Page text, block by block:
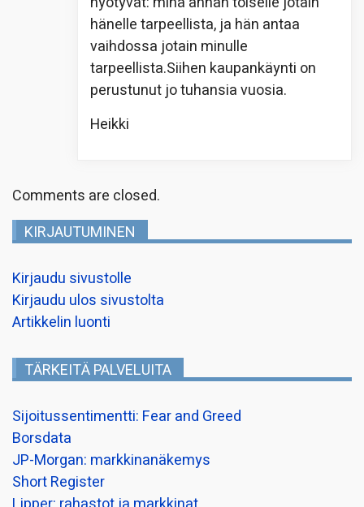
hänelle tarpeellista, ja hän antaa
vaihdossa jotain minulle
tarpeellista.Siihen kaupankäynti on
perustunut jo tuhansia vuosia.
Heikki
Comments are closed.
KIRJAUTUMINEN
Kirjaudu sivustolle
Kirjaudu ulos sivustolta
Artikkelin luonti
TÄRKEITÄ PALVELUITA
Sijoitussentimentti: Fear and Greed
Borsdata
JP-Morgan: markkinanäkemys
Short Register